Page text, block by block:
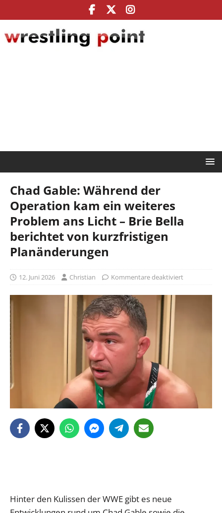
Chad Gable: Während der
Operation kam ein weiteres
Problem ans Licht – Brie Bella
berichtet von kurzfristigen
Planänderungen
12. Juni 2026 Christian Kommentare deaktiviert
Hinter den Kulissen der WWE gibt es neue